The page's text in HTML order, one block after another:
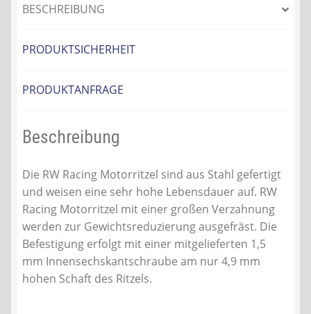
BESCHREIBUNG
PRODUKTSICHERHEIT
PRODUKTANFRAGE
Beschreibung
Die RW Racing Motorritzel sind aus Stahl gefertigt
und weisen eine sehr hohe Lebensdauer auf. RW
Racing Motorritzel mit einer großen Verzahnung
werden zur Gewichtsreduzierung ausgefräst. Die
Befestigung erfolgt mit einer mitgelieferten 1,5
mm Innensechskantschraube am nur 4,9 mm
hohen Schaft des Ritzels.